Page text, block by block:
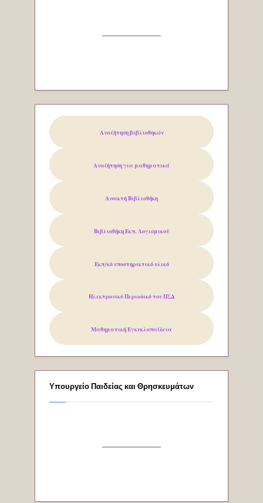
Αναζήτηση βιβλιοθηκών
Αναζήτηση για μαθηματικά
Ανοικτή Βιβλιοθήκη
Βιβλιοθήκη Εκπ. Λογισμικού
Εκπ/κό υποστηρικτικό υλικό
Ηλεκτρονικό Περιοδικό τουΠΣΔ
Μαθηματική Εγκυκλοπαίδεια
Υπουργείο Παιδείας και Θρησκευμάτων